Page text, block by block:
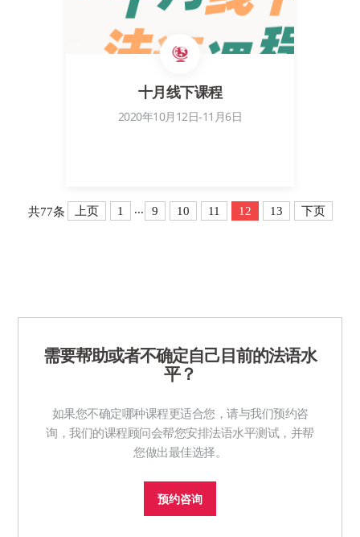
十月线下课程
2020年10月12日-11月6日
共77条 上页 1 ... 9 10 11 12 13 下页
需要帮助或者不确定自己目前的法语水
平？
如果您不确定哪种课程更适合您，请与我们预约咨
询，我们的课程顾问会帮您安排法语水平测试，并帮
您做出最佳选择。
预约咨询